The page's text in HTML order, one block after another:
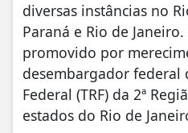
diversas instâncias no
Paraná e Rio de
promovido por
desembargador federal
Federal (TRF) da 2ª
estados do Rio de